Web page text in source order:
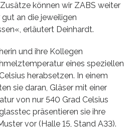
können wir ZABS weiter
an die jeweiligen
erläutert Deinhardt.
und ihre Kollegen
eines speziellen
herabsetzen. In einem
sie daran, Gläser mit einer
von nur 540 Grad Celsius
präsentieren sie ihre
vor (Halle 15, Stand A33).